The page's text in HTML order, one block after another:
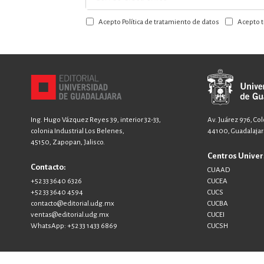
a
nuestroAcepto Política de tratamiento de datos Acepto
Ing. Hugo Vázquez Reyes 39, interior 32-33,
colonia Industrial Los Belenes,
45150, Zapopan, Jalisco.
Contacto:
+52 33 3640 6326
+52 33 3640 4594
contacto@editorial.udg.mx
ventas@editorial.udg.mx
WhatsApp: +52 33 1433 6869
Av. Juárez 976,
44100,
Centros
CUAAD
CUCEA
CUCS
CUCBA
CUCEI
CUCSH